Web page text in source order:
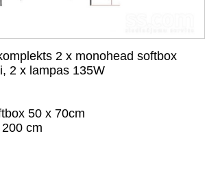
2 x monohead softbox
2 x lampas 135W
50 x 70cm
cm